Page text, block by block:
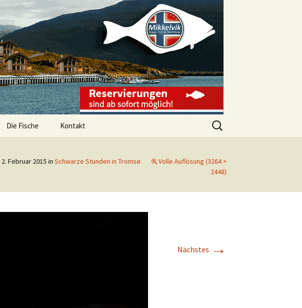
Die Fische Kontakt
Suchen
nach:
2. Februar 2015 in Schwarze Stunden in Tromsø
Volle Auflösung (3264 ×
2448)
Nächstes →